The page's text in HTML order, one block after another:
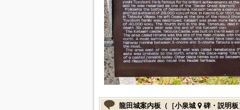
龍田城案内板（［小泉城 碑・説明板